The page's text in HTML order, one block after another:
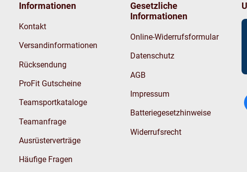
Informationen
Kontakt
Versandinformationen
Rücksendung
ProFit Gutscheine
Teamsportkataloge
Teamanfrage
Ausrüsterverträge
Häufige Fragen
Gesetzliche
Informationen
Online-Widerrufsformular
Datenschutz
AGB
Impressum
Batteriegesetzhinweise
Widerrufsrecht